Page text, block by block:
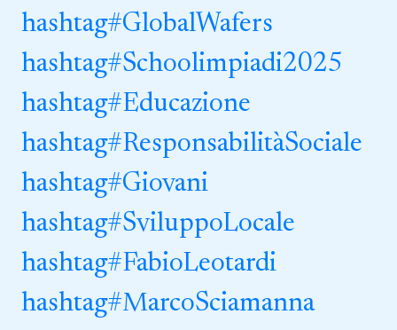
hashtag#GlobalWafers
hashtag#Schoolimpiadi2025
hashtag#Educazione
hashtag#ResponsabilitàSociale
hashtag#Giovani
hashtag#SviluppoLocale
hashtag#FabioLeotardi
hashtag#MarcoSciamanna